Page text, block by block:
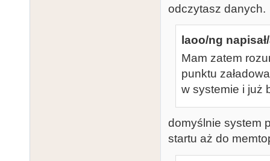
odczytasz danych.
laoo/ng
Mam zatem
punktu
w systemie i już
domyślnie system
startu aż do